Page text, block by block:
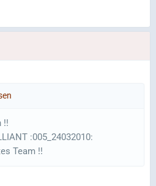
!!
:005_24032010:
Team !!